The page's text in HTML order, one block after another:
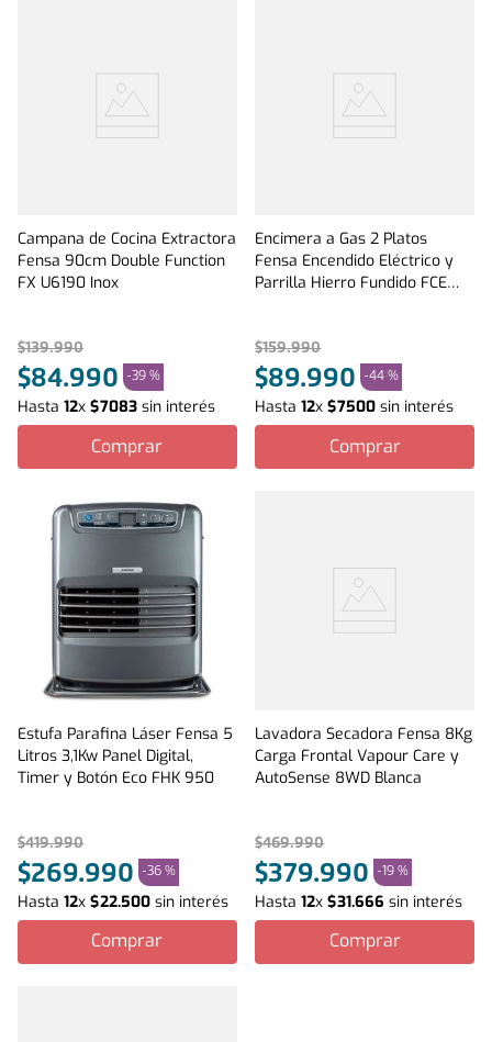
Campana de Cocina Extractora
Fensa 90cm Double Function
FX U6190 Inox
$139.990
$84.990 -39 %
Hasta 12x $7083 sin interés
Comprar
Encimera a Gas 2 Platos
Fensa Encendido Eléctrico y
Parrilla Hierro Fundido FCE
$159.990
$89.990 -44 %
Hasta12x$7500 sin interés
Comprar
Estufa Parafina Láser Fensa 5
Litros 3,1Kw Panel Digital,
Timer y Botón Eco FHK 950
$419.990
$269.990 -36 %
Hasta 12x $22.500 sin interés
Comprar
Lavadora Secadora Fensa 8Kg
Carga Frontal Vapour Care y
AutoSense 8WD Blanca
$469.990
$379.990 -19 %
Hasta12x$31.666 sin interés
Comprar